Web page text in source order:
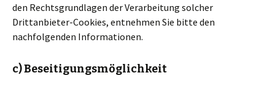
den Rechtsgrundlagen der Verarbeitung solcher
Drittanbieter-Cookies, entnehmen Sie bitte den
nachfolgenden Informationen.
c) Beseitigungsmöglichkeit